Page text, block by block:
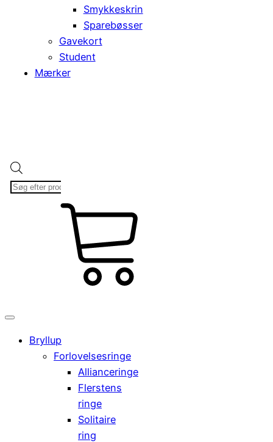
Smykkeskrin
Sparebøsser
Gavekort
Student
Mærker
Products
search
Bryllup
Forlovelsesringe
Allianceringe
Flerstens
ringe
Solitaire
ring